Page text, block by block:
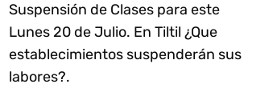
Suspensión de Clases para este
Lunes 20 de Julio. En Tiltil ¿Que
establecimientos suspenderán sus
labores?.